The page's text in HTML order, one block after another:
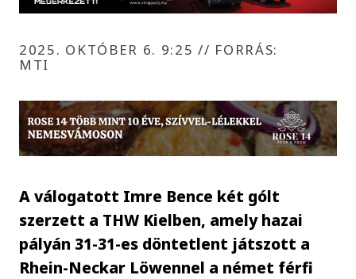
2025. OKTÓBER 6. 9:25// FORRÁS:
MTI
A válogatott Imre Bence két gólt
szerzett a THW Kielben, amely hazai
pályán 31-31-es döntetlent játszott a
Rhein-Neckar Löwennel a német férfi